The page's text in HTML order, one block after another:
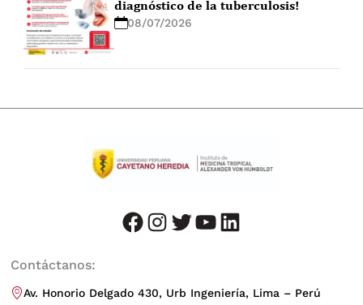
diagnóstico de la tuberculosis!
08/07/2026
facebook instagram twitter youtube LinkedIn
Contáctanos:
Av. Honorio Delgado 430, Urb Ingeniería, Lima – Perú